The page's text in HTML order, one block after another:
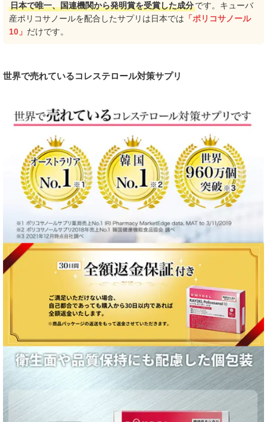
日本で唯一、国連機関から発明賞を受賞した成分です。キューバ
産ポリコサノールを配合したサプリは日本では 「ポリコサノール
10」 だけです。
世界で売れているコレステロール対策サプリ